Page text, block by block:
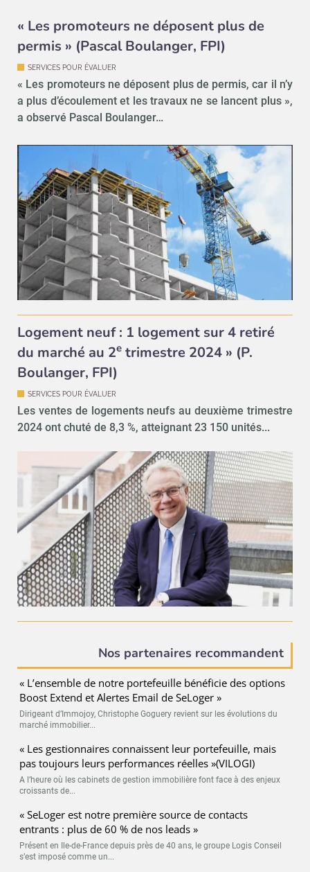
« Les promoteurs ne déposent plus de
permis » (Pascal Boulanger, FPI)
SERVICES POUR ÉVALUER
« Les promoteurs ne déposent plus de permis, car il n’y
a plus d’écoulement et les travaux ne se lancent plus »,
a observé Pascal Boulanger…
Logement neuf : 1 logement sur 4 retiré
du marché au 2e trimestre 2024 » (P.
Boulanger, FPI)
SERVICES POUR ÉVALUER
Les ventes de logements neufs au deuxième trimestre
2024 ont chuté de 8,3 %, atteignant 23 150 unités...
Nos partenaires recommandent
« L’ensemble de notre portefeuille bénéficie des options
Boost Extend et Alertes Email de SeLoger »
Dirigeant d’Immojoy, Christophe Goguery revient sur les évolutions du
marché immobilier...
« Les gestionnaires connaissent leur portefeuille, mais
pas toujours leurs performances réelles »(VILOGI)
A l’heure où les cabinets de gestion immobilière font face à des enjeux
croissants de...
« SeLoger est notre première source de contacts
entrants : plus de 60 % de nos leads »
Présent en Ile-de-France depuis près de 40 ans, le groupe Logis Conseil
s’est imposé comme un...